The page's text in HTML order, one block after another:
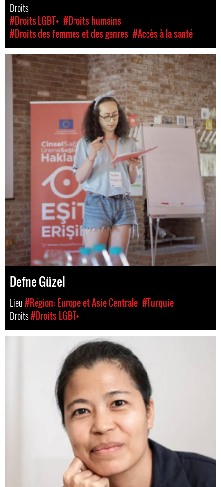
Droits
#Droits LGBT+ #Droits humains
#Droits des femmes et des genres #Accès à la santé
Defne Güzel
Lieu#Région: Europe et Asie Centrale #Turquie
Droits#Droits LGBT+